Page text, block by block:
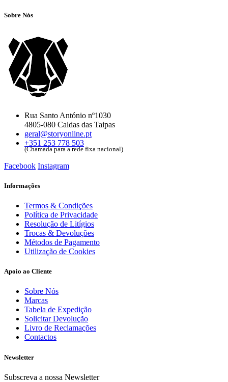
Sobre Nós
Rua Santo António nº1030
4805-080 Caldas das Taipas
geral@storyonline.pt
+351 253 778 503
(Chamada para a rede fixa nacional)
Facebook Instagram
Informações
Termos & Condições
Política de Privacidade
Resolução de Litígios
Trocas & Devoluções
Métodos de Pagamento
Utilização de Cookies
Apoio ao Cliente
Sobre Nós
Marcas
Tabela de Expedição
Solicitar Devolução
Livro de Reclamações
Contactos
Newsletter
Subscreva a nossa Newsletter